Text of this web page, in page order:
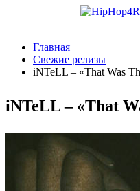
Главная
Свежие релизы
iNTeLL – «That Was
iNTeLL – «That